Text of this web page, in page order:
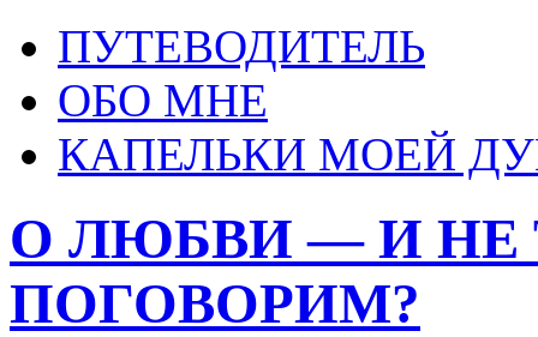
ПУТЕВОДИТЕЛЬ
ОБО МНЕ
КАПЕЛЬКИ МОЕЙ
О ЛЮБВИ — И НЕ
ПОГОВОРИМ?